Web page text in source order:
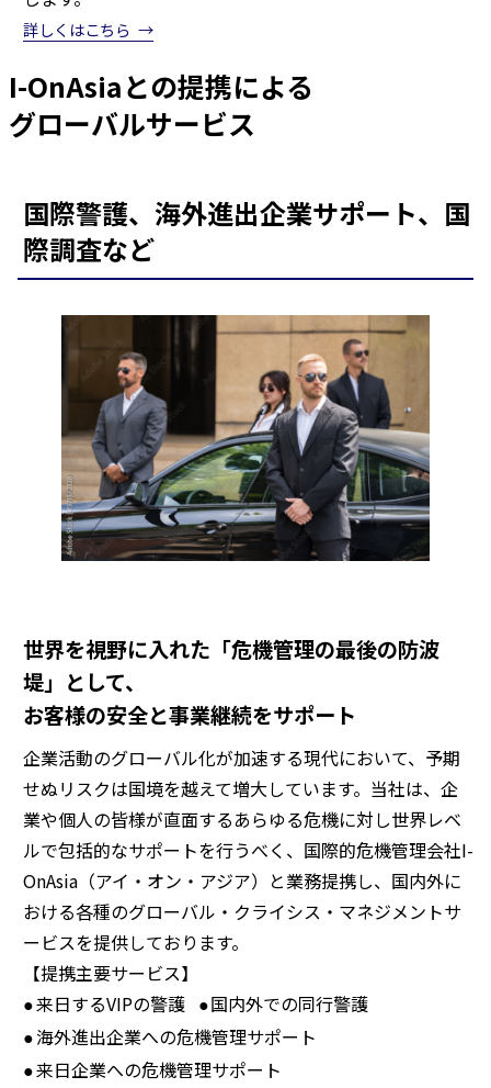
詳しくはこちら
I-OnAsiaとの提携による
グローバルサービス
国際警護、海外進出企業サポート、国
際調査など
世界を視野に入れた「危機管理の最後の防波
堤」として、
お客様の安全と事業継続をサポート
企業活動のグローバル化が加速する現代において、予期
せぬリスクは国境を越えて増大しています。当社は、企
業や個人の皆様が直面するあらゆる危機に対し世界レベ
ルで包括的なサポートを行うべく、国際的危機管理会社I-
OnAsia（アイ・オン・アジア）と業務提携し、国内外に
おける各種のグローバル・クライシス・マネジメントサ
ービスを提供しております。
【提携主要サービス】
来日するVIPの警護
国内外での同行警護
海外進出企業への危機管理サポート
来日企業への危機管理サポート